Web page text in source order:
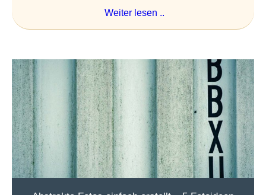
Weiter lesen ..